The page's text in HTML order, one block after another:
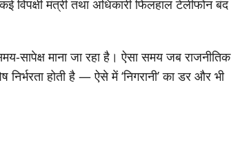
मंत्री तथा अधिकारी फिलहाल टेलीफोन बंद
सापेक्ष माना जा रहा है। ऐसा समय जब राजनीतिक
होती है — ऐसे में ‘निगरानी’ का डर और भी